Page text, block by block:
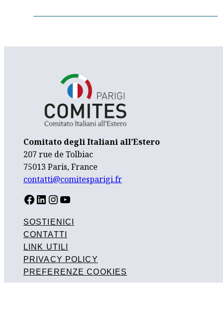
Comitato degli Italiani all’Estero
207 rue de Tolbiac
75013 Paris, France
contatti@comitesparigi.fr
FACEBOOK LINKEDIN INSTAGRAM YOUTUBE
SOSTIENICI
CONTATTI
LINK UTILI
PRIVACY POLICY
PREFERENZE COOKIES